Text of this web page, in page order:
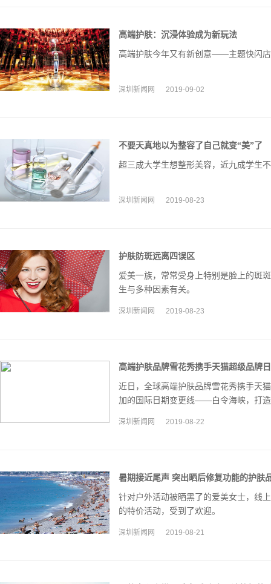
高端护肤：沉浸体验成为新玩法
高端护肤今年又有新创意——主题快闪店
深圳新闻网 2019-09-02
不要天真地以为整容了自己就变“美”了
超三成大学生想整形美容，近九成学生
深圳新闻网 2019-08-23
护肤防斑远离四误区
爱美一族，常常受身上特别是脸上的斑
生与多种因素有关。
深圳新闻网 2019-08-23
高端护肤品牌雪花秀携手天猫超级品牌
近日，全球高端护肤品牌雪花秀携手天
加的国际日期变更线——白令海峡，打
深圳新闻网 2019-08-22
暑期接近尾声 突出晒后修复功能的护肤
针对户外活动被晒黑了的爱美女士，线
的特价活动，受到了欢迎。
深圳新闻网 2019-08-21